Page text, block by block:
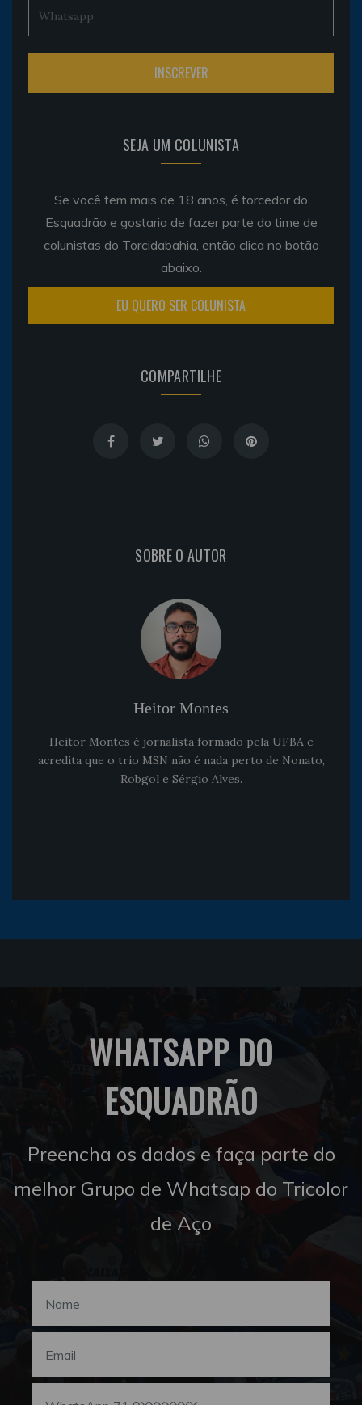
SEJA UM COLUNISTA
Se você tem mais de 18 anos, é torcedor do
Esquadrão e gostaria de fazer parte do time de
colunistas do Torcidabahia, então clica no botão
abaixo.
EU QUERO SER COLUNISTA
COMPARTILHE
SOBRE O AUTOR
Heitor Montes
Heitor Montes é jornalista formado pela UFBA e
acredita que o trio MSN não é nada perto de Nonato,
Robgol e Sérgio Alves.
WHATSAPP DO
ESQUADRÃO
Preencha os dados e faça parte do
melhor Grupo de Whatsap do Tricolor
de Aço